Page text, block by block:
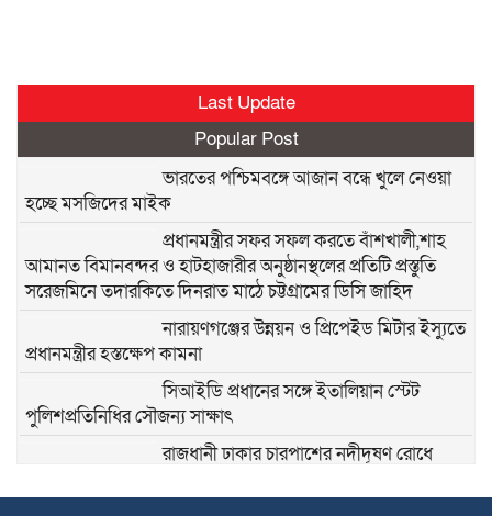
Last Update
Popular Post
ভারতের পশ্চিমবঙ্গে আজান বন্ধে খুলে নেওয়া
হচ্ছে মসজিদের মাইক
প্রধানমন্ত্রীর সফর সফল করতে বাঁশখালী,শাহ
আমানত বিমানবন্দর ও হাটহাজারীর অনুষ্ঠানস্থলের প্রতিটি প্রস্তুতি
সরেজমিনে তদারকিতে দিনরাত মাঠে চট্টগ্রামের ডিসি জাহিদ
নারায়ণগঞ্জের উন্নয়ন ও প্রিপেইড মিটার ইস্যুতে
প্রধানমন্ত্রীর হস্তক্ষেপ কামনা
সিআইডি প্রধানের সঙ্গে ইতালিয়ান স্টেট
পুলিশপ্রতিনিধির সৌজন্য সাক্ষাৎ
রাজধানী ঢাকার চারপাশের নদীদূষণ রোধে